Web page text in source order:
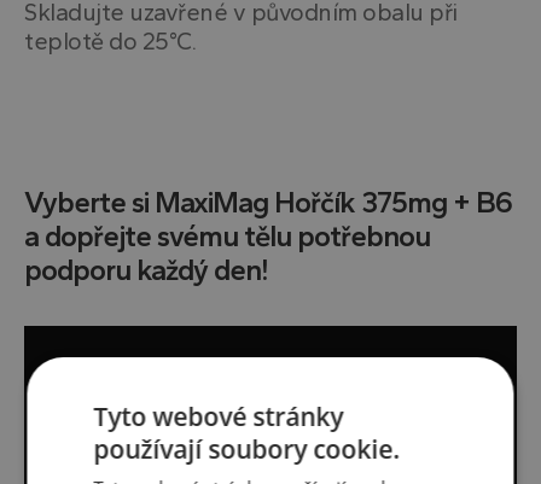
Skladujte uzavřené v původním obalu při
teplotě do 25°C.
Vyberte si MaxiMag Hořčík 375mg + B6
a dopřejte svému tělu potřebnou
podporu každý den!
Tyto webové stránky
používají soubory cookie.